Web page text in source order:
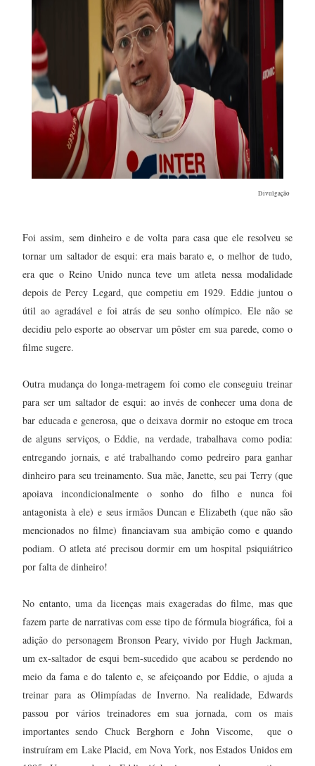
Divulgação
Foi assim, sem dinheiro e de volta para casa que ele resolveu se
tornar um saltador de esqui: era mais barato e, o melhor de tudo,
era que o Reino Unido nunca teve um atleta nessa modalidade
depois de Percy Legard, que competiu em 1929. Eddie juntou o
útil ao agradável e foi atrás de seu sonho olímpico. Ele não se
decidiu pelo esporte ao observar um pôster em sua parede, como o
filme sugere.
Outra mudança do longa-metragem foi como ele conseguiu treinar
para ser um saltador de esqui: ao invés de conhecer uma dona de
bar educada e generosa, que o deixava dormir no estoque em troca
de alguns serviços, o Eddie, na verdade, trabalhava como podia:
entregando jornais, e até trabalhando como pedreiro para ganhar
dinheiro para seu treinamento. Sua mãe, Janette, seu pai Terry (que
apoiava incondicionalmente o sonho do filho e nunca foi
antagonista à ele) e seus irmãos Duncan e Elizabeth (que não são
mencionados no filme) financiavam sua ambição como e quando
podiam. O atleta até precisou dormir em um hospital psiquiátrico
por falta de dinheiro!
No entanto, uma da licenças mais exageradas do filme, mas que
fazem parte de narrativas com esse tipo de fórmula biográfica, foi a
adição do personagem Bronson Peary, vivido por Hugh Jackman,
um ex-saltador de esqui bem-sucedido que acabou se perdendo no
meio da fama e do talento e, se afeiçoando por Eddie, o ajuda a
treinar para as Olimpíadas de Inverno. Na realidade, Edwards
passou por vários treinadores em sua jornada, com os mais
importantes sendo Chuck Berghorn e John Viscome, que o
instruíram em Lake Placid, em Nova York, nos Estados Unidos em